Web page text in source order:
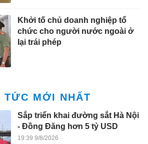
Khởi tố chủ doanh nghiệp tổ
chức cho người nước ngoài ở
lại trái phép
TỨC MỚI NHẤT
Sắp triển khai đường sắt Hà Nội
- Đồng Đăng hơn 5 tỷ USD
19:39 9/8/2026